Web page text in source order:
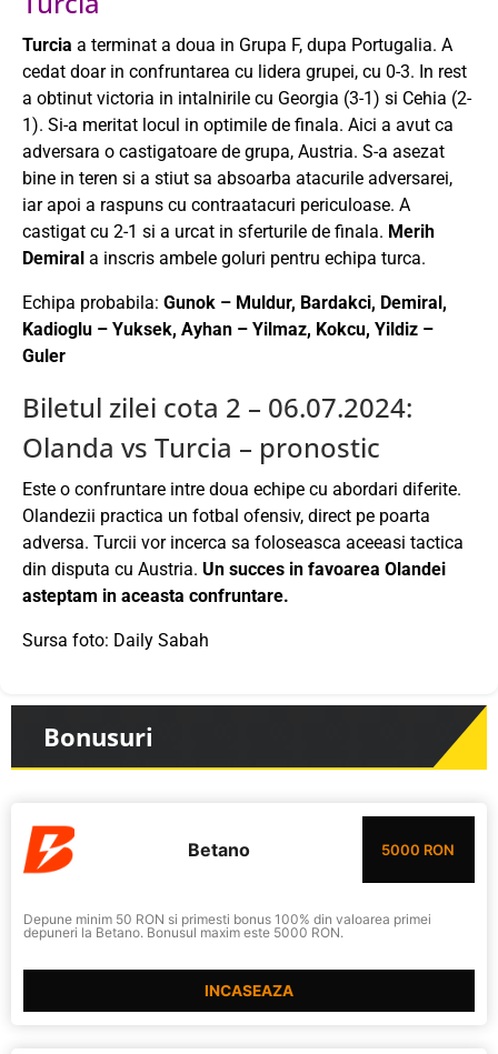
Turcia a terminat a doua in Grupa F, dupa Portugalia. A
cedat doar in confruntarea cu lidera grupei, cu 0-3. In rest
a obtinut victoria in intalnirile cu Georgia (3-1) si Cehia (2-
1). Si-a meritat locul in optimile de finala. Aici a avut ca
adversara o castigatoare de grupa, Austria. S-a asezat
bine in teren si a stiut sa absoarba atacurile adversarei,
iar apoi a raspuns cu contraatacuri periculoase. A
castigat cu 2-1 si a urcat in sferturile de finala. Merih
Demiral a inscris ambele goluri pentru echipa turca.
Echipa probabila: Gunok – Muldur, Bardakci, Demiral,
Kadioglu – Yuksek, Ayhan – Yilmaz, Kokcu, Yildiz –
Guler
Biletul zilei cota 2 – 06.07.2024:
Olanda vs Turcia – pronostic
Este o confruntare intre doua echipe cu abordari diferite.
Olandezii practica un fotbal ofensiv, direct pe poarta
adversa. Turcii vor incerca sa foloseasca aceeasi tactica
din disputa cu Austria. Un succes in favoarea Olandei
asteptam in aceasta confruntare.
Sursa foto: Daily Sabah
Bonusuri
Betano 5000 RON
Depune minim 50 RON si primesti bonus 100% din valoarea primei
depuneri la Betano. Bonusul maxim este 5000 RON.
INCASEAZA